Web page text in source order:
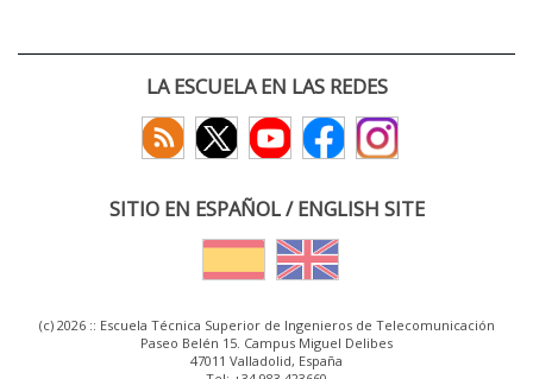
LA ESCUELA EN LAS REDES
SITIO EN ESPAÑOL / ENGLISH SITE
(c) 2026 :: Escuela Técnica Superior de Ingenieros de Telecomunicación
Paseo Belén 15. Campus Miguel Delibes
47011 Valladolid, España